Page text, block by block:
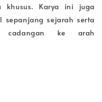
khusus. Karya ini juga
sejarah serta
cadangan ke arah